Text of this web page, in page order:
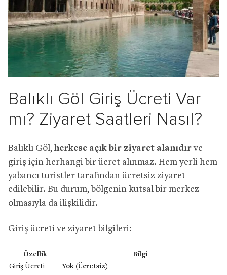
Balıklı Göl Giriş Ücreti Var
mı? Ziyaret Saatleri Nasıl?
Balıklı Göl, herkese açık bir ziyaret alanıdırve
giriş için herhangi bir ücret alınmaz. Hem yerli hem
yabancı turistler tarafından ücretsiz ziyaret
edilebilir. Bu durum, bölgenin kutsal bir merkez
olmasıyla da ilişkilidir.
Giriş ücreti ve ziyaret bilgileri:
Özellik
Bilgi
Giriş Ücreti
Yok (Ücretsiz)